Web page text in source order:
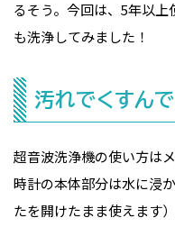
るそう。今回は、5年以
も洗浄してみました！
汚れでくすん
超音波洗浄機の使い方は
時計の本体部分は水に浸
たを開けたまま使えます）